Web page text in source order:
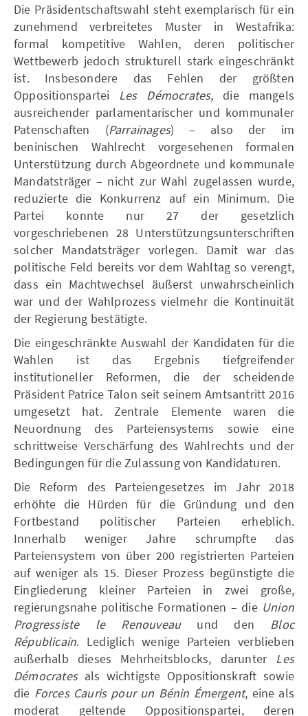
Die Präsidentschaftswahl steht exemplarisch für ein
zunehmend verbreitetes Muster in Westafrika:
formal kompetitive Wahlen, deren politischer
Wettbewerb jedoch strukturell stark eingeschränkt
ist. Insbesondere das Fehlen der größten
Oppositionspartei Les Démocrates, die mangels
ausreichender parlamentarischer und kommunaler
Patenschaften (Parrainages) – also der im
beninischen Wahlrecht vorgesehenen formalen
Unterstützung durch Abgeordnete und kommunale
Mandatsträger – nicht zur Wahl zugelassen wurde,
reduzierte die Konkurrenz auf ein Minimum. Die
Partei konnte nur 27 der gesetzlich
vorgeschriebenen 28 Unterstützungsunterschriften
solcher Mandatsträger vorlegen. Damit war das
politische Feld bereits vor dem Wahltag so verengt,
dass ein Machtwechsel äußerst unwahrscheinlich
war und der Wahlprozess vielmehr die Kontinuität
der Regierung bestätigte.
Die eingeschränkte Auswahl der Kandidaten für die
Wahlen ist das Ergebnis tiefgreifender
institutioneller Reformen, die der scheidende
Präsident Patrice Talon seit seinem Amtsantritt 2016
umgesetzt hat. Zentrale Elemente waren die
Neuordnung des Parteiensystems sowie eine
schrittweise Verschärfung des Wahlrechts und der
Bedingungen für die Zulassung von Kandidaturen.
Die Reform des Parteiengesetzes im Jahr 2018
erhöhte die Hürden für die Gründung und den
Fortbestand politischer Parteien erheblich.
Innerhalb weniger Jahre schrumpfte das
Parteiensystem von über 200 registrierten Parteien
auf weniger als 15. Dieser Prozess begünstigte die
Eingliederung kleiner Parteien in zwei große,
regierungsnahe politische Formationen – die Union
Progressiste le Renouveauund den Bloc
Républicain. Lediglich wenige Parteien verblieben
außerhalb dieses Mehrheitsblocks, darunter Les
Démocratesals wichtigste Oppositionskraft sowie
die Forces Cauris pour un Bénin Émergent, eine als
moderat geltende Oppositionspartei, deren